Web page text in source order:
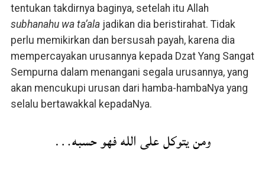
tentukan takdirnya baginya, setelah itu Allah
subhanahu wa ta’alajadikan dia beristirahat. Tidak
perlu memikirkan dan bersusah payah, karena dia
mempercayakan urusannya kepada Dzat Yang Sangat
Sempurna dalam menangani segala urusannya, yang
akan mencukupi urusan dari hamba-hambaNya yang
selalu bertawakkal kepadaNya.
ومن يتوكل على الله فهو حسبه…